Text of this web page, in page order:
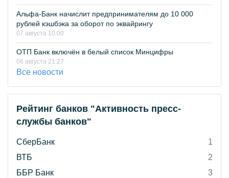
Альфа-Банк начислит предпринимателям до 10 000
рублей кэшбэка за оборот по эквайрингу
07 августа 10:00
ОТП Банк включён в белый список Минцифры
06 августа 21:27
Все новости
Рейтинг банков "Активность пресс-
службы банков"
СберБанк
1
ВТБ
2
ББР Банк
3